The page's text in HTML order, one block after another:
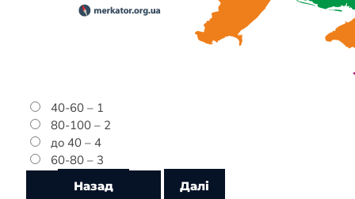
40-60 – 1
80-100 – 2
до 40 – 4
60-80 – 3